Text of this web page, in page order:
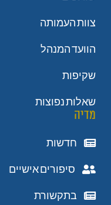
צוות העמותה
הוועד המנהל
שקיפות
שאלות נפוצות
מדיה
חדשות
סיפורים אישיים
בתקשורת